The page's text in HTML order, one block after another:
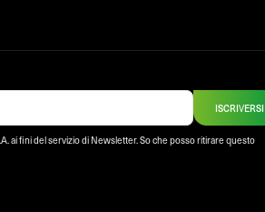
ai fini del servizio di Newsletter. So che posso ritirare questo
ISCRIVERSI